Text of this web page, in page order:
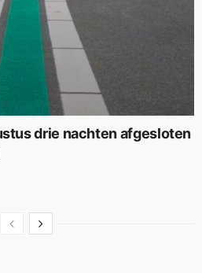
drie nachten afgesloten